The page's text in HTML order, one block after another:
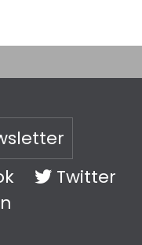
Twitter